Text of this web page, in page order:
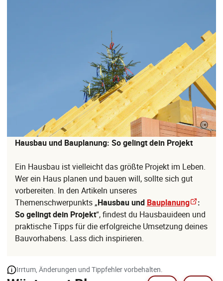
©
Hausbau und Bauplanung: So gelingt dein Projekt
Ein Hausbau ist vielleicht das größte Projekt im Leben.
Wer ein Haus planen und bauen will, sollte sich gut
vorbereiten. In den Artikeln unseres
Themenschwerpunkts „Hausbau und Bauplanung
:
So gelingt dein Projekt“, findest du Hausbauideen und
praktische Tipps für die erfolgreiche Umsetzung deines
Bauvorhabens. Lass dich inspirieren.
Irrtum, Änderungen und Tippfehler vorbehalten.